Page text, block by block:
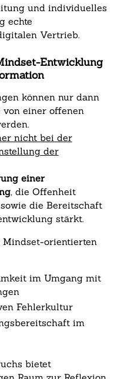
und individuelles
echte
Vertrieb.
Entwicklung
können nur dann
einer offenen
nicht bei der
der
einer
, die Offenheit
die Bereitschaft
stärkt.
Mindset-orientierten
im Umgang mit
Fehlerkultur
im
bietet